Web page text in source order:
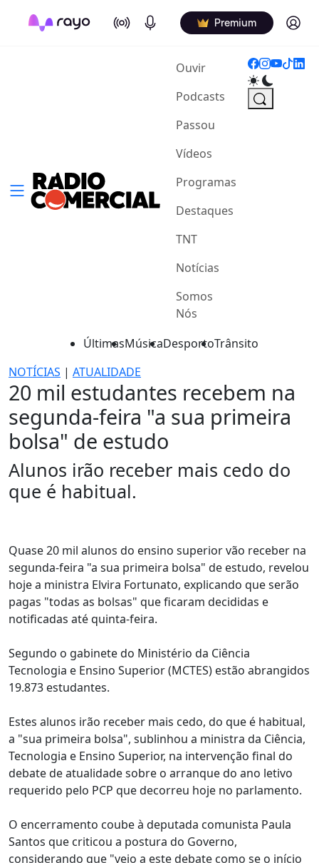
On Air Podcasts Premium Log in
Ouvir(current)
Podcasts
Passou
Vídeos
Programas
Destaques
TNT
Notícias
Somos
Nós
ÚltimasMúsicaDesportoTrânsito
NOTÍCIAS | ATUALIDADE
20 mil estudantes recebem na
segunda-feira "a sua primeira
bolsa" de estudo
Alunos irão receber mais cedo do
que é habitual.
Quase 20 mil alunos do ensino superior vão receber na
segunda-feira "a sua primeira bolsa" de estudo, revelou
hoje a ministra Elvira Fortunato, explicando que serão
pagas "todas as bolsas" que ficaram decididas e
notificadas até quinta-feira.
Segundo o gabinete do Ministério da Ciência
Tecnologia e Ensino Superior (MCTES) estão abrangidos
19.873 estudantes.
Estes alunos irão receber mais cedo, do que é habitual,
a "sua primeira bolsa", sublinhou a ministra da Ciência,
Tecnologia e Ensino Superior, na intervenção final do
debate de atualidade sobre o arranque do ano letivo
requerido pelo PCP que decorreu hoje no parlamento.
O encerramento coube à deputada comunista Paula
Santos que criticou a postura do Governo,
considerando que "veio a este debate como se o início